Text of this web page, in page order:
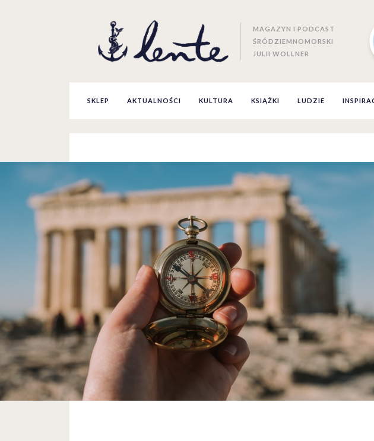
MAGAZYN I PODCAST
ŚRÓDZIEMNOMORSKI
JULII WOLLNER
SKLEP AKTUALNOŚCI KULTURA KSIĄŻKI LUDZIE